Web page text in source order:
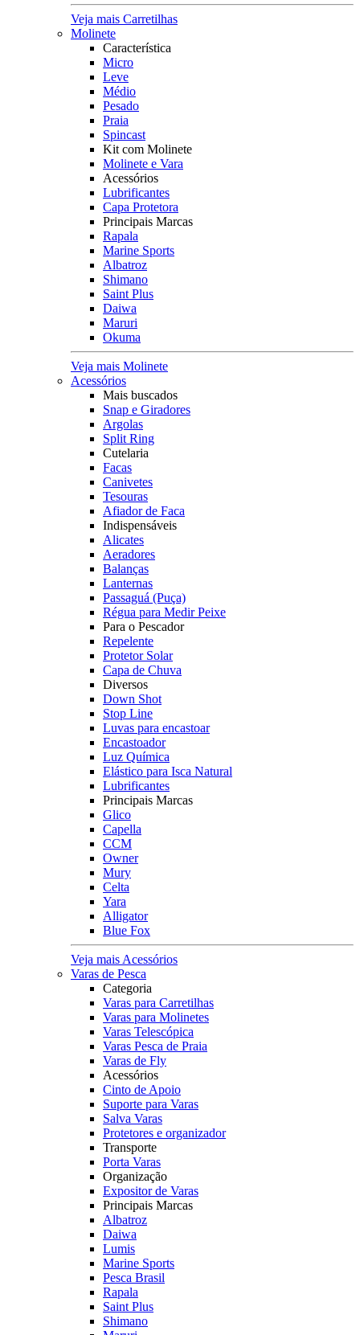
Veja mais Carretilhas
Molinete
Característica
Micro
Leve
Médio
Pesado
Praia
Spincast
Kit com Molinete
Molinete e Vara
Acessórios
Lubrificantes
Capa Protetora
Principais Marcas
Rapala
Marine Sports
Albatroz
Shimano
Saint Plus
Daiwa
Maruri
Okuma
Veja mais Molinete
Acessórios
Mais buscados
Snap e Giradores
Argolas
Split Ring
Cutelaria
Facas
Canivetes
Tesouras
Afiador de Faca
Indispensáveis
Alicates
Aeradores
Balanças
Lanternas
Passaguá (Puça)
Régua para Medir Peixe
Para o Pescador
Repelente
Protetor Solar
Capa de Chuva
Diversos
Down Shot
Stop Line
Luvas para encastoar
Encastoador
Luz Química
Elástico para Isca Natural
Lubrificantes
Principais Marcas
Glico
Capella
CCM
Owner
Mury
Celta
Yara
Alligator
Blue Fox
Veja mais Acessórios
Varas de Pesca
Categoria
Varas para Carretilhas
Varas para Molinetes
Varas Telescópica
Varas Pesca de Praia
Varas de Fly
Acessórios
Cinto de Apoio
Suporte para Varas
Salva Varas
Protetores e organizador
Transporte
Porta Varas
Organização
Expositor de Varas
Principais Marcas
Albatroz
Daiwa
Lumis
Marine Sports
Pesca Brasil
Rapala
Saint Plus
Shimano